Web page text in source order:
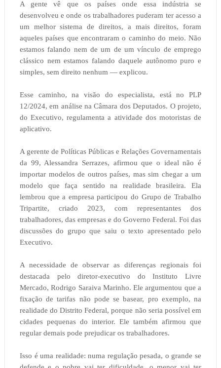
A gente vê que os países onde essa indústria se
desenvolveu e onde os trabalhadores puderam ter acesso a
um melhor sistema de direitos, a mais direitos, foram
aqueles países que encontraram o caminho do meio. Não
estamos falando nem de um de um vínculo de emprego
clássico nem estamos falando daquele autônomo puro e
simples, sem direito nenhum — explicou.
Esse caminho, na visão do especialista, está no PLP
12/2024, em análise na Câmara dos Deputados. O projeto,
do Executivo, regulamenta a atividade dos motoristas de
aplicativo.
A gerente de Políticas Públicas e Relações Governamentais
da 99, Alessandra Serrazes, afirmou que o ideal não é
importar modelos de outros países, mas sim chegar a um
modelo que faça sentido na realidade brasileira. Ela
lembrou que a empresa participou do Grupo de Trabalho
Tripartite, criado 2023, com representantes dos
trabalhadores, das empresas e do Governo Federal. Foi das
discussões do grupo que saiu o texto apresentado pelo
Executivo.
A necessidade de observar as diferenças regionais foi
destacada pelo diretor-executivo do Instituto Livre
Mercado, Rodrigo Saraiva Marinho. Ele argumentou que a
fixação de tarifas não pode se basear, pro exemplo, na
realidade do Distrito Federal, porque não seria possível em
cidades pequenas do interior. Ele também afirmou que
regular demais pode prejudicar os trabalhadores.
Isso é uma realidade: numa regulação pesada, o grande se